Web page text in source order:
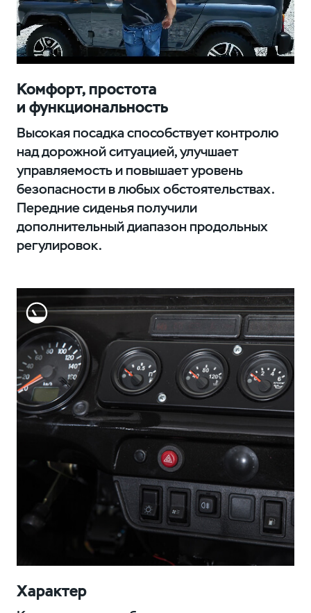
Комфорт, простота
и функциональность
Высокая посадка способствует контролю
над дорожной ситуацией, улучшает
управляемость и повышает уровень
безопасности в любых обстоятельствах.
Передние сиденья получили
дополнительный диапазон продольных
регулировок.
Характер